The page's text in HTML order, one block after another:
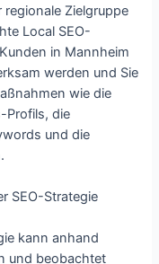
Zielgruppe
Local SEO-
in Mannheim
werden und Sie
wie die
Profils, die
und die
SEO-Strategie
kann anhand
und beobachtet